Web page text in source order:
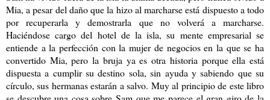
Mia, a pesar del daño que la hizo al marcharse está dispuesto a todo
por recuperarla y demostrarla que no volverá a marcharse.
Haciéndose cargo del hotel de la isla, su mente empresarial se
entiende a la perfección con la mujer de negocios en la que se ha
convertido Mia, pero la bruja ya es otra historia porque ella está
dispuesta a cumplir su destino sola, sin ayuda y sabiendo que su
círculo, sus hermanas estarán a salvo. Muy al principio de este libro